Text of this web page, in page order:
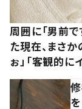
周囲に「男前
た現在、まさ
ぉ」「客観的に